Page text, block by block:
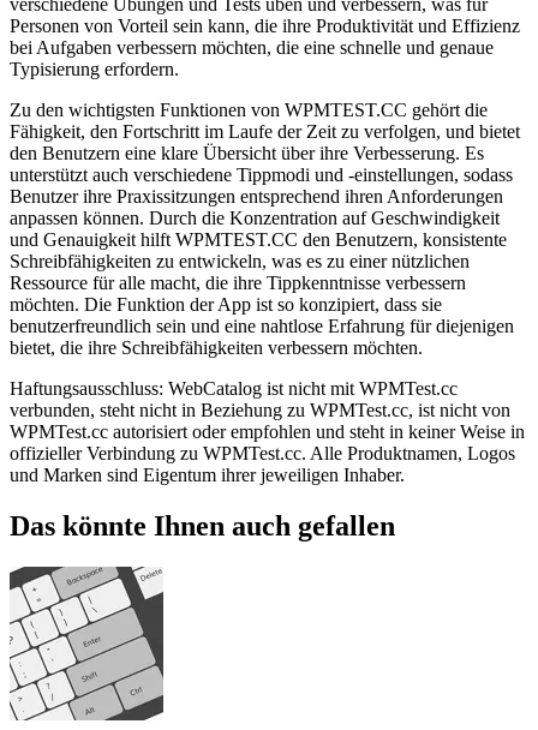
Personen von Vorteil sein kann, die ihre Produktivität und Effizienz
bei Aufgaben verbessern möchten, die eine schnelle und genaue
Typisierung erfordern.
Zu den wichtigsten Funktionen von WPMTEST.CC gehört die
Fähigkeit, den Fortschritt im Laufe der Zeit zu verfolgen, und bietet
den Benutzern eine klare Übersicht über ihre Verbesserung. Es
unterstützt auch verschiedene Tippmodi und -einstellungen, sodass
Benutzer ihre Praxissitzungen entsprechend ihren Anforderungen
anpassen können. Durch die Konzentration auf Geschwindigkeit
und Genauigkeit hilft WPMTEST.CC den Benutzern, konsistente
Schreibfähigkeiten zu entwickeln, was es zu einer nützlichen
Ressource für alle macht, die ihre Tippkenntnisse verbessern
möchten. Die Funktion der App ist so konzipiert, dass sie
benutzerfreundlich sein und eine nahtlose Erfahrung für diejenigen
bietet, die ihre Schreibfähigkeiten verbessern möchten.
Haftungsausschluss: WebCatalog ist nicht mit WPMTest.cc
verbunden, steht nicht in Beziehung zu WPMTest.cc, ist nicht von
WPMTest.cc autorisiert oder empfohlen und steht in keiner Weise in
offizieller Verbindung zu WPMTest.cc. Alle Produktnamen, Logos
und Marken sind Eigentum ihrer jeweiligen Inhaber.
Das könnte Ihnen auch gefallen